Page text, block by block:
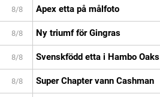
8/8 Apex etta på målfoto
8/8 Ny triumf för Gingras
8/8 Svenskfödd etta i Hambo Oaks
8/8 Super Chapter vann Cashman